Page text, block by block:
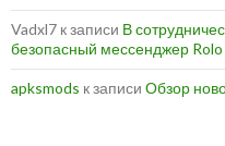
Vadxl7 к записи В
безопасный мессенджер Rolo
apksmods к записи Обзор